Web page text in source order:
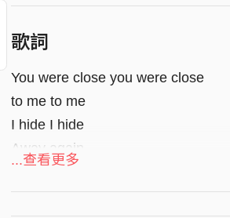
or hold....」
帶來給你首張EP《Slowfall》
「你要墜入現實，或醒在夢中⋯⋯」
我夢見長頸鹿對我說。
歌詞
You were close you were close
to me to me
I hide I hide
Away again
You tore you tore
Apart me apart me
...查看更多